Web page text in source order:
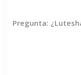
Pregunta: